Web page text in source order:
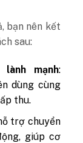
bạn nên kết
sau:
mạnh:
dùng cùng
thu.
trợ chuyển
giúp cơ